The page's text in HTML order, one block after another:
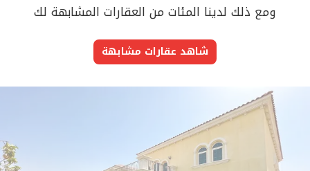
ومع ذلك لدينا المئات من العقارات المشابهة لك
شاهد عقارات مشابهة